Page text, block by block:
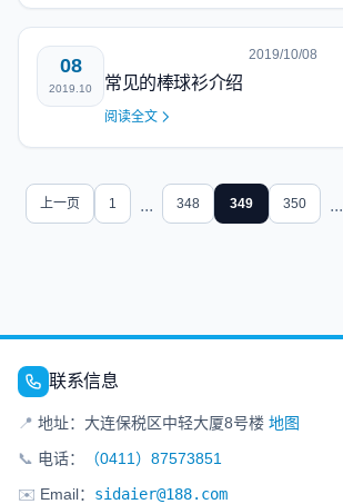
08
2019.10
2019/10/08
常见的棒球衫介绍
阅读全文
上一页 1 ... 348 349 350 ...
联系信息
📍 地址：大连保税区中轻大厦8号楼 地图
📞 电话：
（0411）87573851
✉️ Email： sidaier@188.com